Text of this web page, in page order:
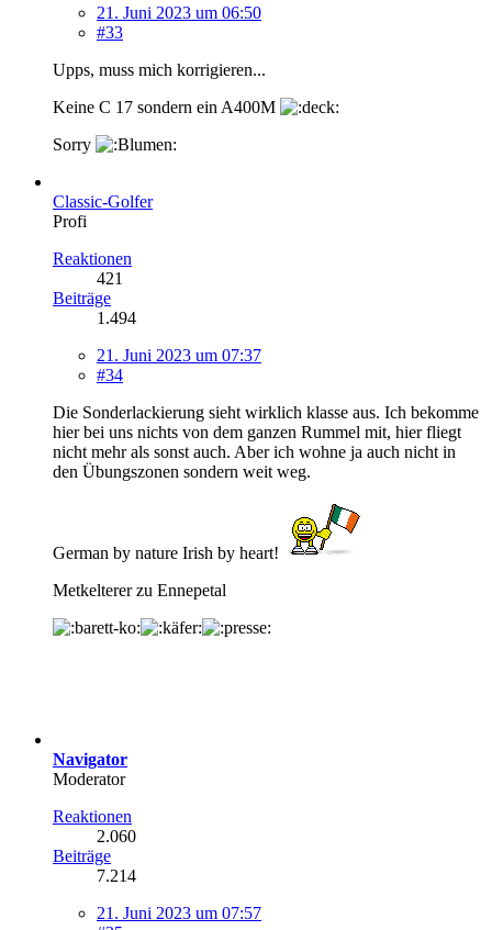
21. Juni 2023 um 06:50
#33
Upps, muss mich korrigieren...
Keine C 17 sondern ein A400M
Sorry
Classic-Golfer
Profi
Reaktionen
421
Beiträge
1.494
21. Juni 2023 um 07:37
#34
Die Sonderlackierung sieht wirklich klasse aus. Ich bekomme
hier bei uns nichts von dem ganzen Rummel mit, hier fliegt
nicht mehr als sonst auch. Aber ich wohne ja auch nicht in
den Übungszonen sondern weit weg.
German by nature Irish by heart!
Metkelterer zu Ennepetal
Navigator
Moderator
Reaktionen
2.060
Beiträge
7.214
21. Juni 2023 um 07:57